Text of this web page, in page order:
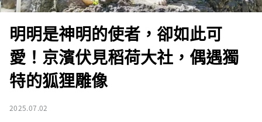
明明是神明的使者，卻如此可
愛！京濱伏見稻荷大社，偶遇獨
特的狐狸雕像
2025.07.02